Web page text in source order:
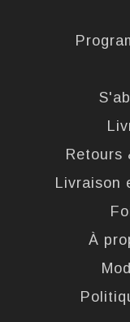
Retours
Livraison
À